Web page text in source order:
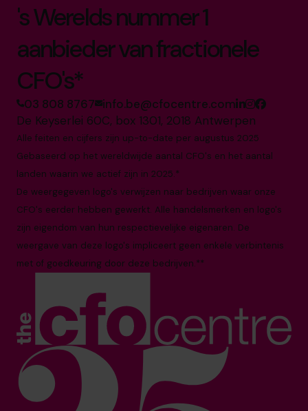
's Werelds nummer 1
aanbieder van fractionele
CFO's*
03 808 8767 info.be@cfocentre.com
De Keyserlei 60C, box 1301, 2018 Antwerpen
Alle feiten en cijfers zijn up-to-date per augustus 2025
Gebaseerd op het wereldwijde aantal CFO's en het aantal
landen waarin we actief zijn in 2025.*
De weergegeven logo's verwijzen naar bedrijven waar onze
CFO's eerder hebben gewerkt. Alle handelsmerken en logo's
zijn eigendom van hun respectievelijke eigenaren. De
weergave van deze logo's impliceert geen enkele verbintenis
met of goedkeuring door deze bedrijven.**